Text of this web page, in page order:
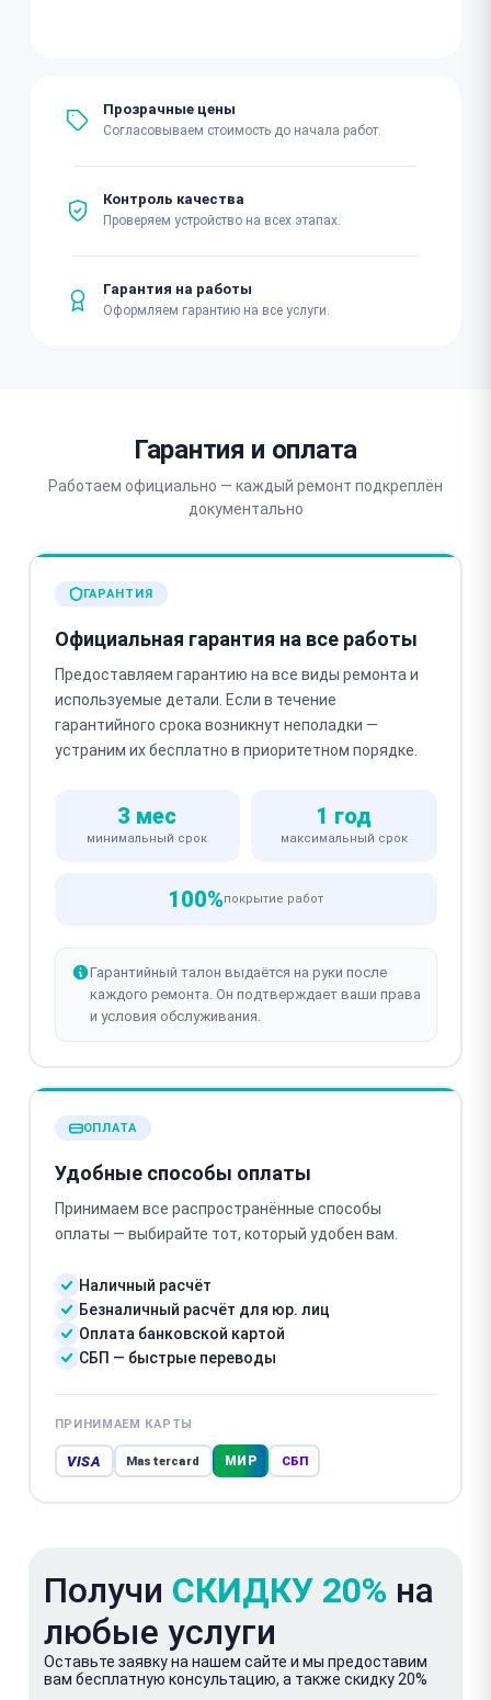
Прозрачные цены
Согласовываем стоимость до начала работ.
Контроль качества
Проверяем устройство на всех этапах.
Гарантия на работы
Оформляем гарантию на все услуги.
Гарантия и оплата
Работаем официально — каждый ремонт подкреплён
документально
ГАРАНТИЯ
Официальная гарантия на все работы
Предоставляем гарантию на все виды ремонта и
используемые детали. Если в течение
гарантийного срока возникнут неполадки —
устраним их бесплатно в приоритетном порядке.
3 мес
минимальный срок
1 год
максимальный срок
100%покрытие работ
Гарантийный талон выдаётся на руки после
каждого ремонта. Он подтверждает ваши права
и условия обслуживания.
ОПЛАТА
Удобные способы оплаты
Принимаем все распространённые способы
оплаты — выбирайте тот, который удобен вам.
Наличный расчёт
Безналичный расчёт для юр. лиц
Оплата банковской картой
СБП — быстрые переводы
ПРИНИМАЕМ КАРТЫ
VISA Mastercard МИР СБП
Получи СКИДКУ 20% на
любые услуги
Оставьте заявку на нашем сайте и мы предоставим
вам бесплатную консультацию, а также скидку 20%